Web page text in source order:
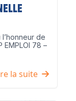
de
78 –
la suite